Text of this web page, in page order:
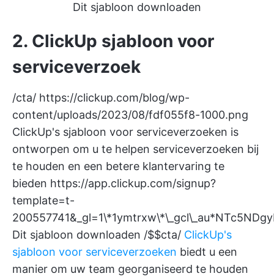
Dit sjabloon downloaden
2. ClickUp sjabloon voor
serviceverzoek
/cta/ https://clickup.com/blog/wp-
content/uploads/2023/08/fdf055f8-1000.png
ClickUp's sjabloon voor serviceverzoeken is
ontworpen om u te helpen serviceverzoeken bij
te houden en een betere klantervaring te
bieden https://app.clickup.com/signup?
template=t-
Dit sjabloon downloaden /$$cta/ ClickUp's
sjabloon voor serviceverzoeken biedt u een
manier om uw team georganiseerd te houden